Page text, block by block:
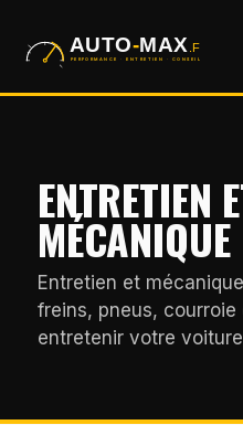
ENTRETIEN
MÉCANIQUE
Entretien et
freins, pneus,
entretenir votre